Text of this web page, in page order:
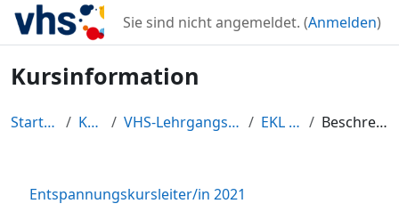
Zum Hauptinhalt
Sie sind nicht angemeldet. (Anmelden)
Kursinformation
Startseite Kurse VHS-Lehrgangszentrum EKL 2021 Beschreibung
Entspannungskursleiter/in 2021